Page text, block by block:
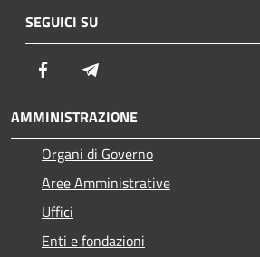
SEGUICI SU
Facebook
AMMINISTRAZIONE
Organi di Governo
Aree Amministrative
Uffici
Enti e fondazioni